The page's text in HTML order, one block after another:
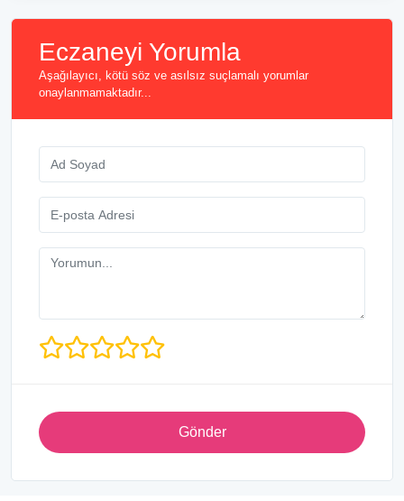
Eczaneyi Yorumla
Aşağılayıcı, kötü söz ve asılsız suçlamalı yorumlar
onaylanmamaktadır...
Gönder